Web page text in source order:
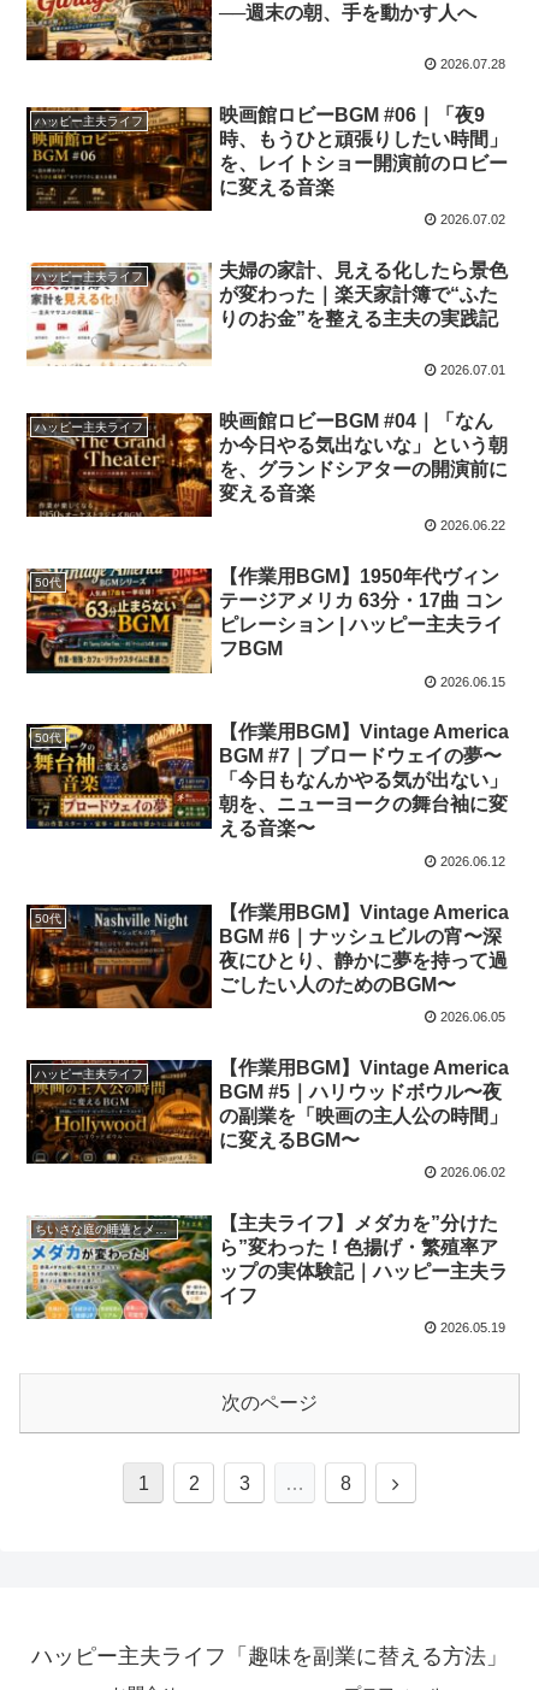
──週末の朝、手を動かす人へ
2026.07.28
ハッピー主夫ライフ
映画館ロビーBGM #06｜「夜9
時、もうひと頑張りしたい時間」
を、レイトショー開演前のロビー
に変える音楽
2026.07.02
ハッピー主夫ライフ
夫婦の家計、見える化したら景色
が変わった｜楽天家計簿で“ふた
りのお金”を整える主夫の実践記
2026.07.01
ハッピー主夫ライフ
映画館ロビーBGM #04｜「なん
か今日やる気出ないな」という朝
を、グランドシアターの開演前に
変える音楽
2026.06.22
50代
【作業用BGM】1950年代ヴィン
テージアメリカ 63分・17曲 コン
ピレーション | ハッピー主夫ライ
フBGM
2026.06.15
50代
【作業用BGM】Vintage America
BGM #7｜ブロードウェイの夢〜
「今日もなんかやる気が出ない」
朝を、ニューヨークの舞台袖に変
える音楽〜
2026.06.12
50代
【作業用BGM】Vintage America
BGM #6｜ナッシュビルの宵〜深
夜にひとり、静かに夢を持って過
ごしたい人のためのBGM〜
2026.06.05
ハッピー主夫ライフ
【作業用BGM】Vintage America
BGM #5｜ハリウッドボウル〜夜
の副業を「映画の主人公の時間」
に変えるBGM〜
2026.06.02
ちいさな庭の睡蓮とメダカ達
【主夫ライフ】メダカを”分けた
ら”変わった！色揚げ・繁殖率ア
ップの実体験記｜ハッピー主夫ラ
イフ
2026.05.19
次のページ
1 2 3 … 8
ハッピー主夫ライフ「趣味を副業に替える方法」